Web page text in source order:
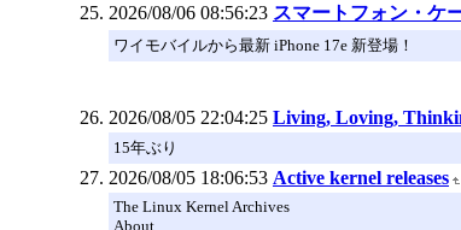
2026/08/06 08:56:23 スマートフォン・ケ
ワイモバイルから最新 iPhone 17e 新登場！
2026/08/05 22:04:25 Living, Loving,
15年ぶり
2026/08/05 18:06:53 Active kernel releases
The Linux Kernel Archives
About